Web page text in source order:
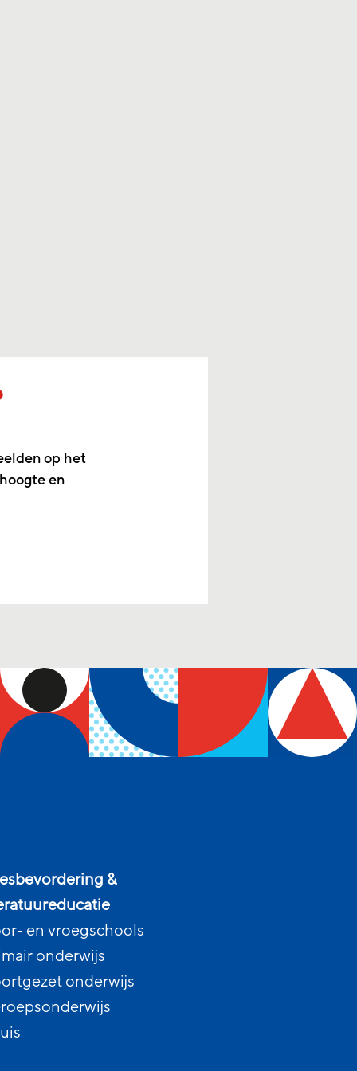
op het
en
&
en vroegschools
onderwijs
onderwijs